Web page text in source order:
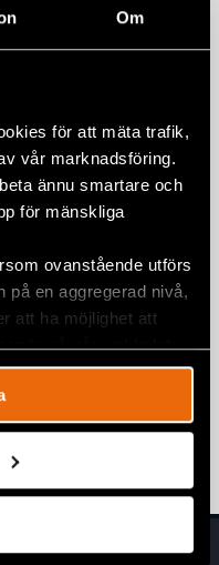
Om
för att mäta trafik,
vår marknadsföring.
ännu smartare och
för mänskliga
ovanstående utförs
på en aggregerad nivå,
att ha möjlighet att
på vår webbplats.
Nasta Loika
fängelse
,NYHETER
dömd